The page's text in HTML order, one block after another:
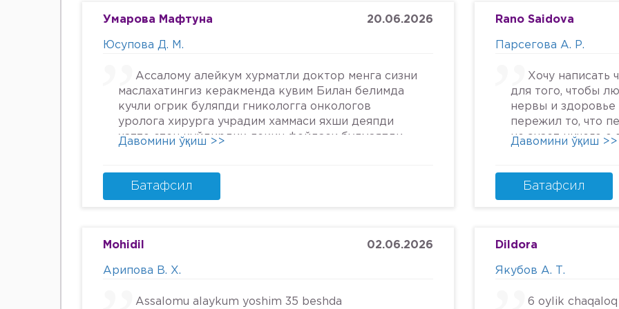
Умарова Мафтуна 20.06.2026
Юсупова Д. М.
Ассалому алейкум хурматли доктор менга сизни
маслахатингиз керакменда кувим Билан белимда
кучли огрик буляпди гникологга онкологов
уролога хирурга учрадим хаммаси яхши деяпди
хатто стен куйдирдик лекин фойдаси булмаяпди
Энди Нима килшини билмай колдим ердам Беринг
34га кирдим 3та фарзанди бор хурмат Билан
Давомини ўқиш >>
Батафсил
Rano Saidova
Парсегова А. Р.
Хочу написать
для того, чтобы
нервы и здоровье
пережил то, что
не знает ничего
идите.Я не знала,
может так
кресле и грубом
30 она выносит
писать не буду.
Давомини ўқиш >>
Батафсил
Mohidil 02.06.2026
Арипова В. Х.
Assalomu alaykum yoshim 35 beshda
Dildora
Якубов А. Т.
6 oylik